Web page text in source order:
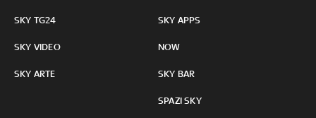
SKY TG24
SKY VIDEO
SKY ARTE
SKY APPS
NOW
SKY BAR
SPAZI SKY